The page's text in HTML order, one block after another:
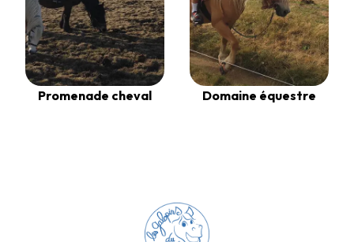
Promenade cheval Domaine équestre